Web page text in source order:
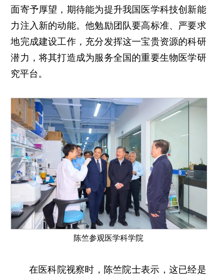
面寄予厚望，期待能为提升我国医学科技创新能
力注入新的动能。他勉励团队要高标准、严要求
地完成建设工作，充分发挥这一宝贵资源的科研
潜力，将其打造成为服务全国的重要生物医学研
究平台。
陈竺参观医学科学院
在医科院视察时，陈竺院士表示，这已经是